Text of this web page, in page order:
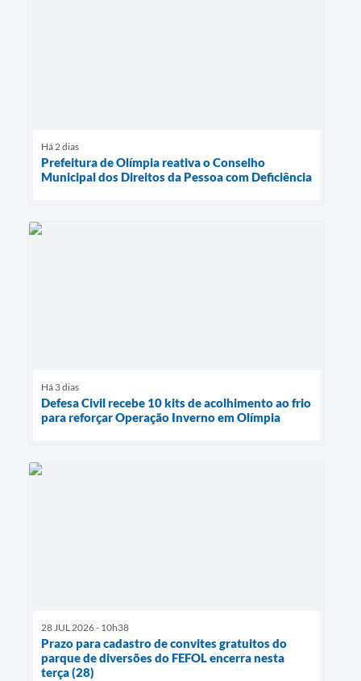
Há 2 dias
Prefeitura de Olímpia reativa o Conselho
Municipal dos Direitos da Pessoa com Deficiência
Há 3 dias
Defesa Civil recebe 10 kits de acolhimento ao frio
para reforçar Operação Inverno em Olímpia
28 JUL 2026 - 10h38
Prazo para cadastro de convites gratuitos do
parque de diversões do FEFOL encerra nesta
terça (28)